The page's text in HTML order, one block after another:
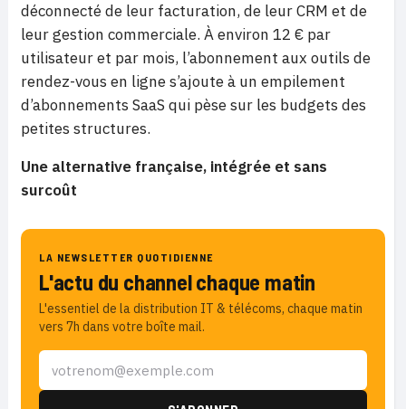
déconnecté de leur facturation, de leur CRM et de
leur gestion commerciale. À environ 12 € par
utilisateur et par mois, l’abonnement aux outils de
rendez-vous en ligne s’ajoute à un empilement
d’abonnements SaaS qui pèse sur les budgets des
petites structures.
Une alternative française, intégrée et sans
surcoût
LA NEWSLETTER QUOTIDIENNE
L'actu du channel chaque matin
L'essentiel de la distribution IT & télécoms, chaque matin
vers 7h dans votre boîte mail.